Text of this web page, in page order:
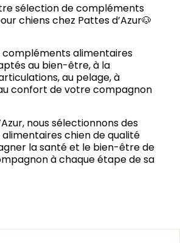
sélection de compléments
chiens chez Pattes d’Azur🐶
compléments alimentaires
au bien-être, à la
au pelage, à
confort de votre compagnon
nous sélectionnons des
chien de qualité
la santé et le bien-être de
à chaque étape de sa